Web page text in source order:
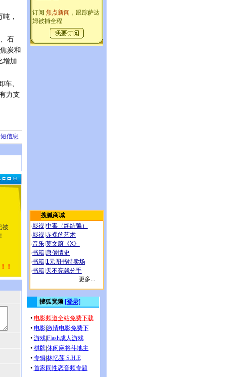
，
石
炭和
增加
、
力支
信息
被
！
订阅 焦点新闻 ，跟踪萨达
姆被捕全程
搜狐商城
·影视 中毒（终结骗）
·影视 赤裸的艺术
·音乐 莫文蔚《X》
·书籍 唐僧情史
·书籍 1元图书特卖场
·书籍 天不亮就分手
更多...